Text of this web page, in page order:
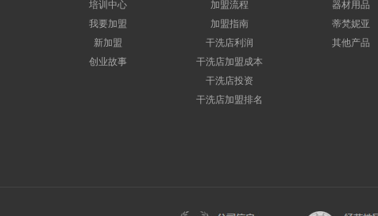
培训中心
我要加盟
新加盟
创业故事
加盟流程
加盟指南
干洗店利润
干洗店加盟成本
干洗店投资
干洗店加盟排名
器材用品
蒂梵妮亚
其他产品